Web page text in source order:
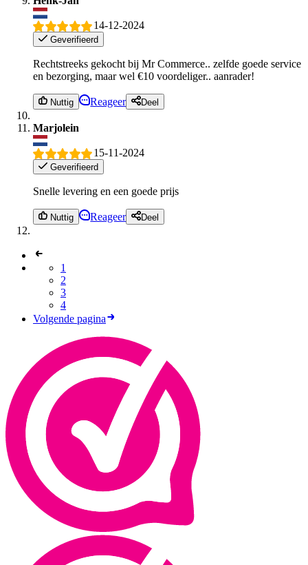
14-12-2024
Geverifieerd
Rechtstreeks gekocht bij Mr Commerce.. zelfde goede service
en bezorging, maar wel €10 voordeliger.. aanrader!
Nuttig Reageer Deel
Marjolein
15-11-2024
Geverifieerd
Snelle levering en een goede prijs
Nuttig Reageer Deel
1
2
3
4
Volgende pagina